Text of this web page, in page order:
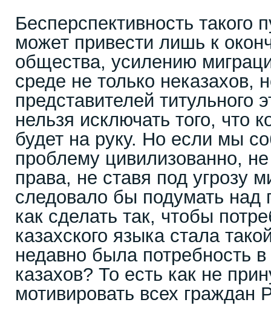
Бесперспективность такого
может привести лишь к
общества, усилению
среде не только неказахов,
представителей титульного
нельзя исключать того, что
будет на руку. Но если мы
проблему цивилизованно,
права, не ставя под угрозу
следовало бы подумать над
как сделать так, чтобы
казахского языка стала
недавно была потребность
казахов? То есть как не
мотивировать всех граждан